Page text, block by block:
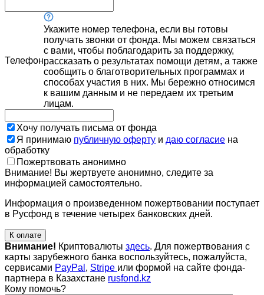
Телефон
Укажите номер телефона, если вы готовы
получать звонки от фонда. Мы можем связаться
с вами, чтобы поблагодарить за поддержку,
рассказать о результатах помощи детям, а также
сообщить о благотворительных программах и
способах участия в них. Мы бережно относимся
к вашим данным и не передаем их третьим
лицам.
Хочу получать письма от фонда
Я принимаю публичную оферту и даю согласие на
обработку
Пожертвовать анонимно
Внимание! Вы жертвуете анонимно, следите за
информацией самостоятельно.
Информация о произведенном пожертвовании поступает
в Русфонд в течение четырех банковских дней.
К оплате
Внимание! Криптовалюты здесь. Для пожертвования с
карты зарубежного банка воспользуйтесь, пожалуйста,
сервисами PayPal , Stripe или формой на сайте фонда-
партнера в Казахстане rusfond.kz
Кому помочь?